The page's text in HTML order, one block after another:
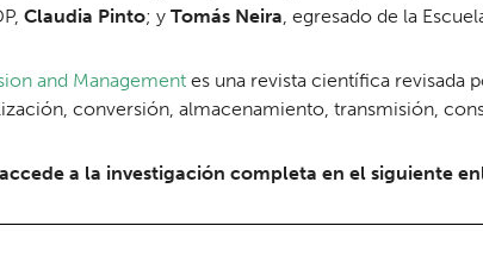
Claudia Pinto; y Tomás Neira, egresado de la
and Management es una revista científica revisada
conversión, almacenamiento, transmisión,
a la investigación completa en el siguiente